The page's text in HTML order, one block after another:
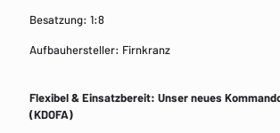
Besatzung: 1:8
Aufbauhersteller: Firnkranz
Flexibel & Einsatzbereit: Unser neues
(KDOFA)